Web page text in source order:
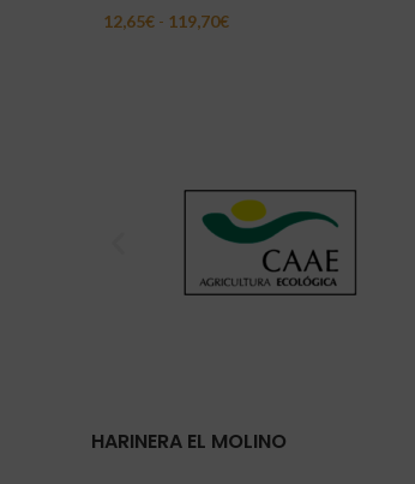
12,65€ - 119,70€
HARINERA EL MOLINO